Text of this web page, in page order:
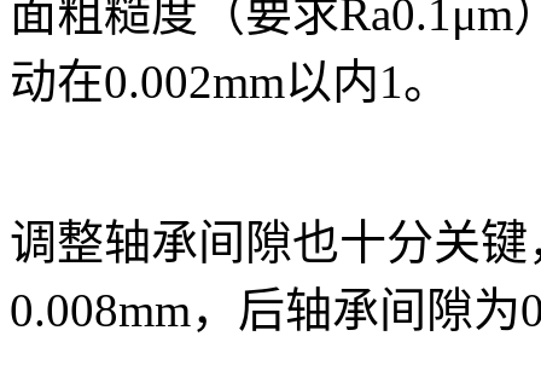
面粗糙度（要求
动在0.002mm以内1。
调整轴承间隙也十分关
0.008mm，后轴承间隙为